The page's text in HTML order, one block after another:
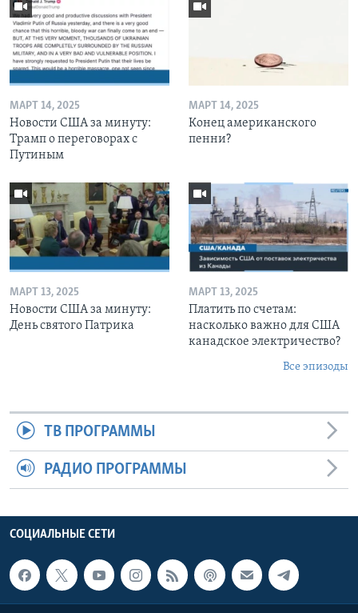
МАРТ 14, 2025
Новости США за минуту:
Трамп о переговорах с
Путиным
МАРТ 14, 2025
Конец американского
пенни?
МАРТ 13, 2025
Новости США за минуту:
День святого Патрика
МАРТ 13, 2025
Платить по счетам:
насколько важно для США
канадское электричество?
Все эпизоды
ТВ ПРОГРАММЫ
РАДИО ПРОГРАММЫ
СОЦИАЛЬНЫЕ СЕТИ